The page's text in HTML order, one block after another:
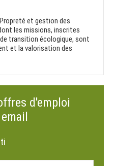
et gestion des
les missions, inscrites
transition écologique, sont
et la valorisation des
d'emploi